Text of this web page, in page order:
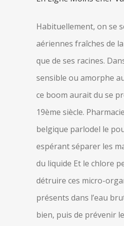
Habituellement, on se
aériennes fraîches de
que de ses racines.
sensible ou amorphe
ce boom aurait du se
19ème siècle.
belgique parlodel le
espérant séparer les
du liquide Et le chlore
détruire ces micro-
présents dans l’eau
bien, puis de prévenir